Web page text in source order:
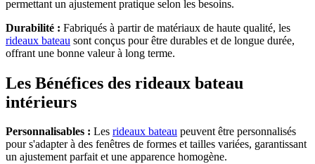
permettant un ajustement pratique selon les besoins.
Durabilité : Fabriqués à partir de matériaux de haute qualité, les
rideaux bateau sont conçus pour être durables et de longue durée,
offrant une bonne valeur à long terme.
Les Bénéfices des rideaux bateau
intérieurs
Personnalisables : Les rideaux bateau peuvent être personnalisés
pour s'adapter à des fenêtres de formes et tailles variées, garantissant
un ajustement parfait et une apparence homogène.